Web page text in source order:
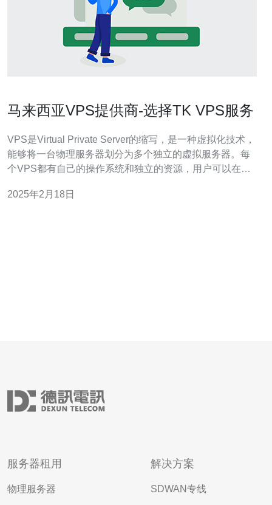
马来西亚VPS提供商-选择TK VPS服务
VPS是Virtual Private Server的缩写，是一种虚拟化技术，
能够将一台物理服务器划分为多个独立的虚拟服务器。每
个VPS都有自己的操作系统和独立的资源，用户可以在
同的性能。 选择马来西亚的VPS提供商有以下几个优势：
2025年2月18日
服务器租用
物理服务器
解决方案
SDWAN专线